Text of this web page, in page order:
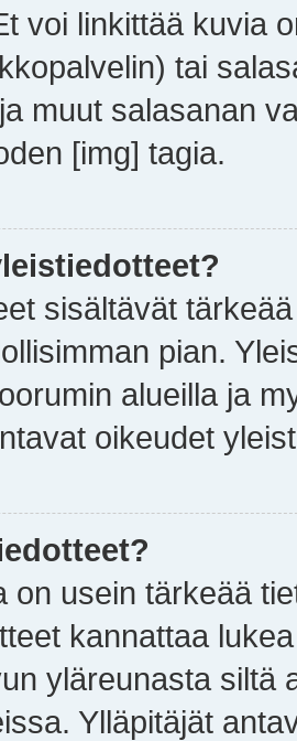
voi linkittää kuvia
tai
muut salasanan
[img] tagia.
sisältävät
pian.
alueilla ja
oikeudet
on usein tärkeää
kannattaa
yläreunasta siltä
Ylläpitäjät